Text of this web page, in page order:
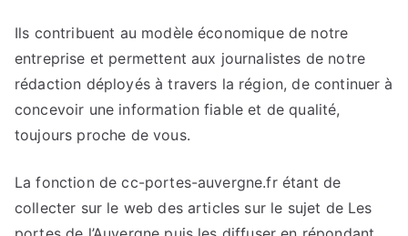
Ils contribuent au modèle économique de notre
entreprise et permettent aux journalistes de notre
rédaction déployés à travers la région, de continuer à
concevoir une information fiable et de qualité,
toujours proche de vous.
La fonction de cc-portes-auvergne.fr étant de
collecter sur le web des articles sur le sujet de Les